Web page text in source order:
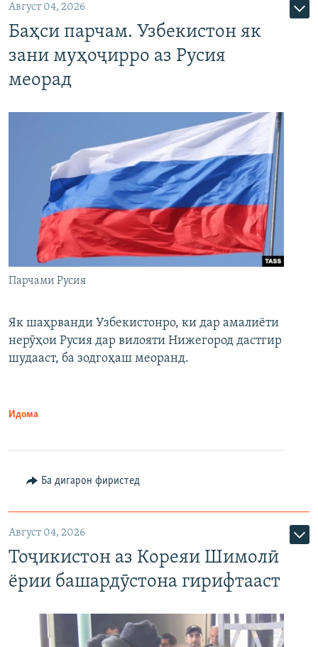
Август 04, 2026
Баҳси парчам. Узбекистон як
зани муҳоҷирро аз Русия
меорад
Парчами Русия
Як шаҳрванди Узбекистонро, ки дар амалиёти
нерӯҳои Русия дар вилояти Нижегород дастгир
шудааст, ба зодгоҳаш меоранд.
Идома
Ба дигарон фиристед
Август 04, 2026
Тоҷикистон аз Кореяи Шимолӣ
ёрии башардӯстона гирифтааст